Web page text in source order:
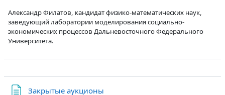
Александр Филатов, кандидат физико-математических наук,
заведующий лаборатории моделирования социально-
экономических процессов Дальневосточного Федерального
Университета.
Закрытые аукционы